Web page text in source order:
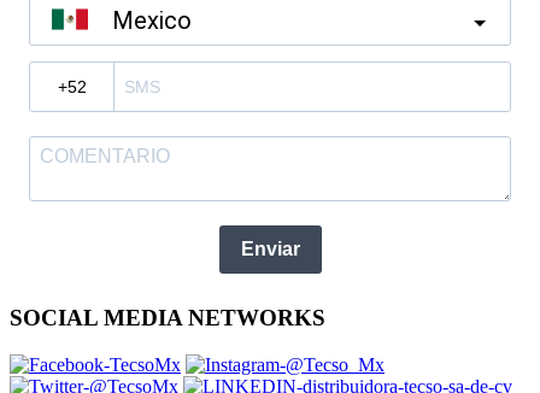
Mexico
Enviar
SOCIAL MEDIA NETWORKS